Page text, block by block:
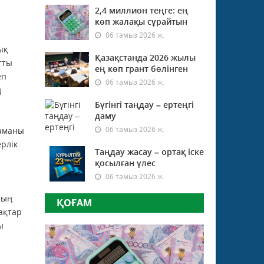
2,4 миллион теңге: ең
көп жалақы сұрайтын
06 тамыз 2026 ж.
Қазақстанда 2026 жылы
ең көп грант бөлінген
06 тамыз 2026 ж.
Бүгінгі таңдау – ертеңгі
даму
06 тамыз 2026 ж.
Таңдау жасау – ортақ іске
қосылған үлес
06 тамыз 2026 ж.
ҚОҒАМ